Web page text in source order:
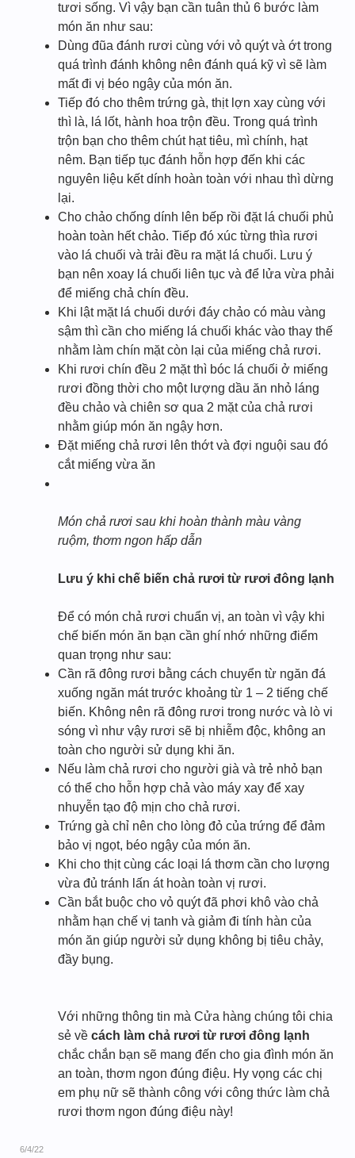
tươi sống. Vì vậy bạn cần tuân thủ 6 bước làm
món ăn như sau:
Dùng đũa đánh rươi cùng với vỏ quýt và ớt trong
quá trình đánh không nên đánh quá kỹ vì sẽ làm
mất đi vị béo ngậy của món ăn.
Tiếp đó cho thêm trứng gà, thịt lợn xay cùng với
thì là, lá lốt, hành hoa trộn đều. Trong quá trình
trộn bạn cho thêm chút hạt tiêu, mì chính, hạt
nêm. Bạn tiếp tục đánh hỗn hợp đến khi các
nguyên liệu kết dính hoàn toàn với nhau thì dừng
lại.
Cho chảo chống dính lên bếp rồi đặt lá chuối phủ
hoàn toàn hết chảo. Tiếp đó xúc từng thìa rươi
vào lá chuối và trải đều ra mặt lá chuối. Lưu ý
bạn nên xoay lá chuối liên tục và để lửa vừa phải
để miếng chả chín đều.
Khi lật mặt lá chuối dưới đáy chảo có màu vàng
sậm thì cần cho miếng lá chuối khác vào thay thế
nhằm làm chín mặt còn lại của miếng chả rươi.
Khi rươi chín đều 2 mặt thì bóc lá chuối ở miếng
rươi đồng thời cho một lượng dầu ăn nhỏ láng
đều chảo và chiên sơ qua 2 mặt của chả rươi
nhằm giúp món ăn ngậy hơn.
Đặt miếng chả rươi lên thớt và đợi nguội sau đó
cắt miếng vừa ăn
Món chả rươi sau khi hoàn thành màu vàng
ruộm, thơm ngon hấp dẫn
Lưu ý khi chế biến chả rươi từ rươi đông lạnh
Để có món chả rươi chuẩn vị, an toàn vì vậy khi
chế biến món ăn bạn cần ghí nhớ những điểm
quan trọng như sau:
Cần rã đông rươi bằng cách chuyển từ ngăn đá
xuống ngăn mát trước khoảng từ 1 – 2 tiếng chế
biến. Không nên rã đông rươi trong nước và lò vi
sóng vì như vậy rươi sẽ bị nhiễm độc, không an
toàn cho người sử dụng khi ăn.
Nếu làm chả rươi cho người già và trẻ nhỏ bạn
có thể cho hỗn hợp chả vào máy xay để xay
nhuyễn tạo độ mịn cho chả rươi.
Trứng gà chỉ nên cho lòng đỏ của trứng để đảm
bảo vị ngọt, béo ngậy của món ăn.
Khi cho thịt cùng các loại lá thơm cần cho lượng
vừa đủ tránh lấn át hoàn toàn vị rươi.
Cần bắt buộc cho vỏ quýt đã phơi khô vào chả
nhằm hạn chế vị tanh và giảm đi tính hàn của
món ăn giúp người sử dụng không bị tiêu chảy,
đầy bụng.
Với những thông tin mà Cửa hàng chúng tôi chia
sẻ về cách làm chả rươi từ rươi đông lạnh
chắc chắn bạn sẽ mang đến cho gia đình món ăn
an toàn, thơm ngon đúng điệu. Hy vọng các chị
em phụ nữ sẽ thành công với công thức làm chả
rươi thơm ngon đúng điệu này!
6/4/22